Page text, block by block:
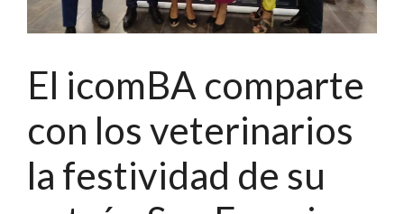
El icomBA comparte
con los veterinarios
la festividad de su